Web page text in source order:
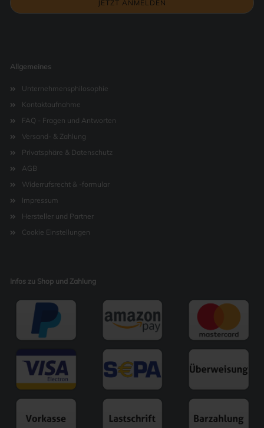
Allgemeines
Unternehmensphilosophie
Kontaktaufnahme
FAQ - Fragen und Antworten
Versand- & Zahlung
Privatsphäre & Datenschutz
AGB
Widerrufsrecht & -formular
Impressum
Hersteller und Partner
Cookie Einstellungen
Infos zu Shop und Zahlung